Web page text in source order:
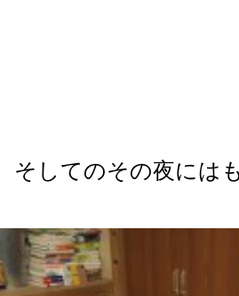
そしてのその夜には